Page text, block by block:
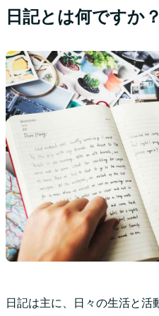
日記とは何ですか？
日記は主に、日々の生活と